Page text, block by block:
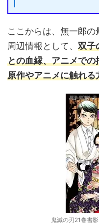
ここからは、無一郎
周辺情報として、 双子
との血縁、アニメで
原作やアニメに触れる
鬼滅の刃21巻書